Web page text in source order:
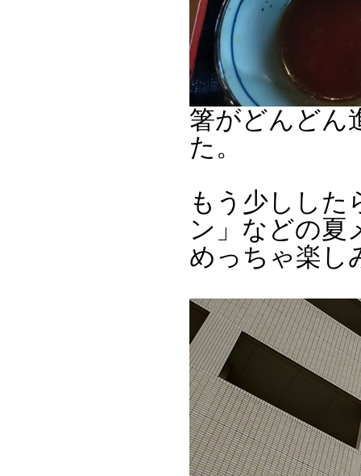
箸がどんどん
た。
もう少しした
ン」などの夏
めっちゃ楽し